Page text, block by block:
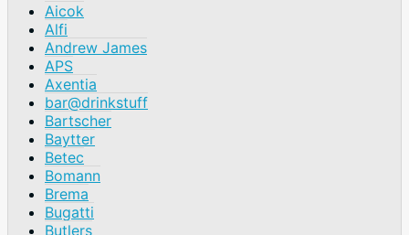
Aicok
Alfi
Andrew James
APS
Axentia
bar@drinkstuff
Bartscher
Baytter
Betec
Bomann
Brema
Bugatti
Butlers